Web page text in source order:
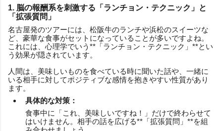
1. 脳の報酬系を刺激する「ランチョン・テクニック」と
「拡張質問」
名古屋発のツアーには、松阪牛のランチや浜松のスイーツな
ど、豪華な食事がセットになっていることが多いですよね。
これには、心理学でいう**「ランチョン・テクニック」**とい
う効果が隠されています。
人間は、美味しいものを食べている時に聞いた話や、一緒に
いる相手に対してポジティブな感情を抱きやすい性質があり
ます。
具体的な対策：
食事中に「これ、美味しいですね！」だけで終わらせて
はいけません。相手の話を広げる**「拡張質問」**を組